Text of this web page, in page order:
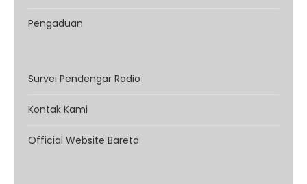
Pengaduan
Survei Pendengar Radio
Kontak Kami
Official Website Bareta